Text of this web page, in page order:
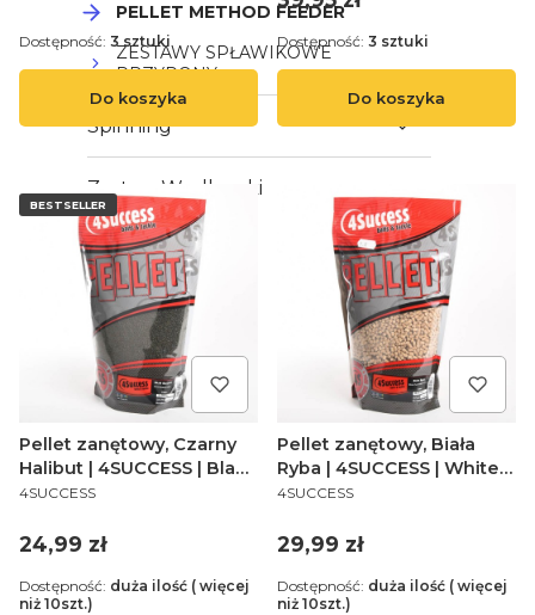
PELLET METHOD FEEDER
ZESTAWY SPŁAWIKOWE
PRZYPONY
Spinning
Zestaw Wędkarski
Do koszyka
Dostępność: 3 sztuki
Do koszyka
Dostępność: 3 sztuki
BESTSELLER
Pellet zanętowy, Czarny
Halibut | 4SUCCESS | Black
Halibut Premium 2,0mm
Pellet
PRODUCENT
4SUCCESS
Cena
24,99 zł
Dostępność: duża ilość ( więcej
niż 10szt.)
Pellet zanętowy, Biała
Ryba | 4SUCCESS | White
Fish Premium 4,5mm
Pellet
PRODUCENT
4SUCCESS
Cena
29,99 zł
Dostępność: duża ilość ( więcej
niż 10szt.)